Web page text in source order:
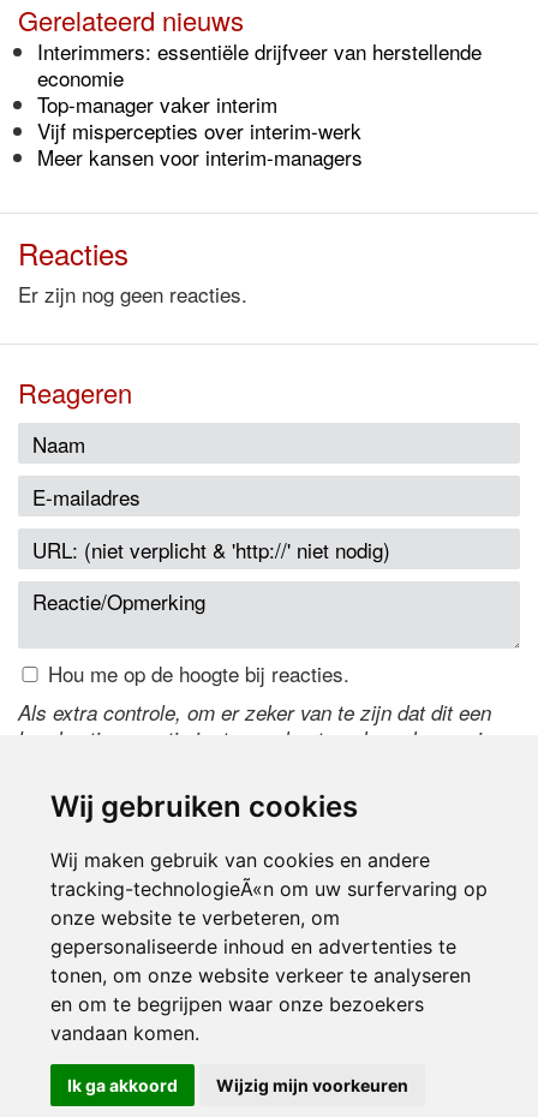
Wij gebruiken cookies
Wij maken gebruik van cookies en andere
tracking-technologieÃ«n om uw surfervaring op
onze website te verbeteren, om
gepersonaliseerde inhoud en advertenties te
tonen, om onze website verkeer te analyseren
en om te begrijpen waar onze bezoekers
vandaan komen.
Ik ga akkoord Wijzig mijn voorkeuren
Gerelateerd nieuws
Interimmers: essentiële drijfveer van herstellende
economie
Top-manager vaker interim
Vijf mispercepties over interim-werk
Meer kansen voor interim-managers
Reacties
Er zijn nog geen reacties.
Reageren
Hou me op de hoogte bij reacties.
Als extra controle, om er zeker van te zijn dat dit een
handmatige reactie is, typ onderstaande code over in
de code te wijzigen.
© 2000-2026 UFE Media:Managersonline.nl|Brisk magazine
Partners:Autowereld.com